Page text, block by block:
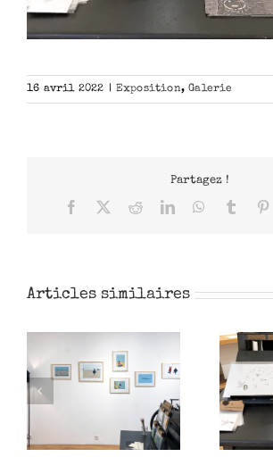
16 avril 2022 | Exposition,Galerie
Partagez !
Facebook RedditLinkedInWhatsApp
Tumblr
Articles similaires
Art solidaire